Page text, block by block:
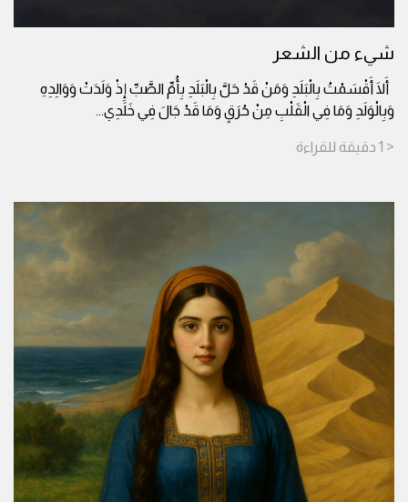
شيء من الشعر
أَلَا أَقْسَمْتُ بِالْبَلَدِ وَمَنْ قَدْ حَلَّ بِالْبَلَدِ بِأُمِّ الصَّبِّ إِذْ وَلَدَتْ وَوَالِدِهِ
وَبِالْوَلَدِ وَمَا فِي الْقَلْبِ مِنْ حُرَقٍ وَمَا قَدْ جَالَ فِي خَلَدِي...
< 1 دقيقة للقراءة